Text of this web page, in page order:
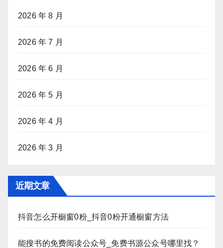
2026 年 8 月
2026 年 7 月
2026 年 6 月
2026 年 5 月
2026 年 4 月
2026 年 3 月
近期文章
抖音怎么开橱窗0粉_抖音0粉开通橱窗方法
能搜书的免费阅读公众号_免费书源公众号哪里找？